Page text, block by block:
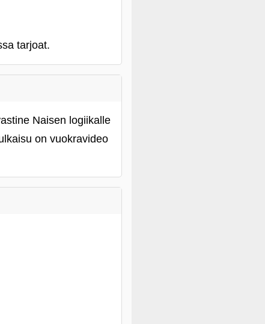
tarjoat.
Naisen logiikalle
on vuokravideo